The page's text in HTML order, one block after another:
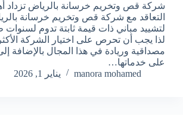
شركة قص وتخريم خرسانة بالرياض تزداد
التعاقد مع شركة قص وتخريم خرسانة
لتشييد مباني ذات قيمة ثابتة تدوم لسنوات
لذا يجب أن تحرص على اختيار الشركة الأكثر
مصداقية وريادة في هذا المجال بالإضافة
على خدماتها…
manora mohamed
يناير 1, 2026